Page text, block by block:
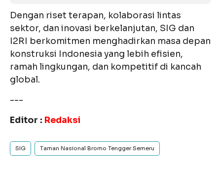
Dengan riset terapan, kolaborasi lintas
sektor, dan inovasi berkelanjutan, SIG dan
I2RI berkomitmen menghadirkan masa depan
konstruksi Indonesia yang lebih efisien,
ramah lingkungan, dan kompetitif di kancah
global.
---
Editor : Redaksi
SIG Taman Nasional Bromo Tengger Semeru